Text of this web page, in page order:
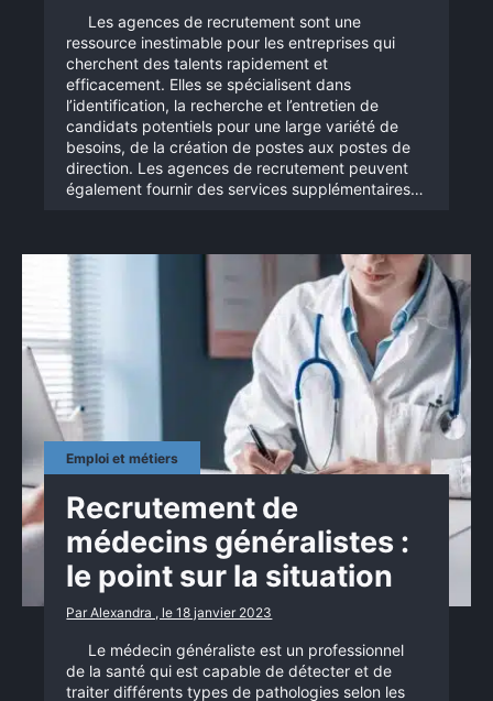
Les agences de recrutement sont une
ressource inestimable pour les entreprises qui
cherchent des talents rapidement et
efficacement. Elles se spécialisent dans
l’identification, la recherche et l’entretien de
candidats potentiels pour une large variété de
besoins, de la création de postes aux postes de
direction. Les agences de recrutement peuvent
également fournir des services supplémentaires…
Emploi et métiers
Recrutement de
médecins généralistes :
le point sur la situation
Par Alexandra , le 18 janvier 2023
Le médecin généraliste est un professionnel
de la santé qui est capable de détecter et de
traiter différents types de pathologies selon les